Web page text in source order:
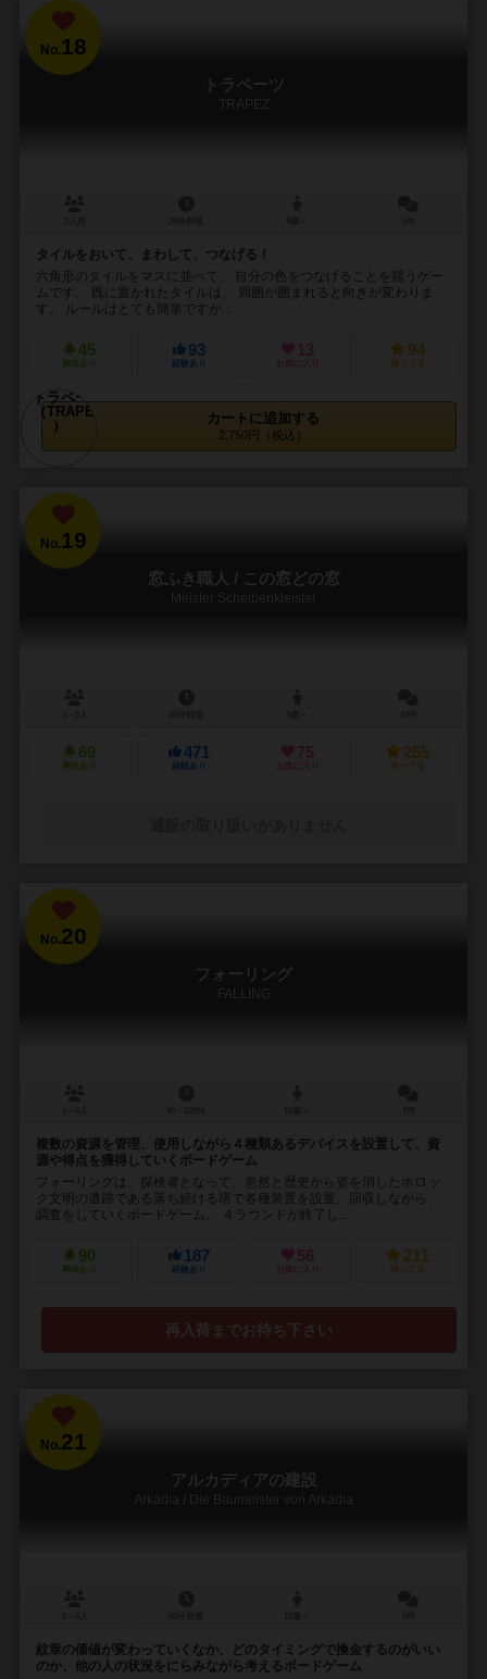
No.18
トラペーツ
TRAPEZ
タイルをおいて、まわして、つなげる！
六角形のタイルをマスに並べて、 自分の色をつなげることを競うゲー
ムです。 既に置かれたタイルは、 周囲が囲まれると向きが変わりま
す。 ルールはとても簡単ですが...
45
興味あり
93
経験あり
13
お気に入り
94
持ってる
カートに追加する
2,750円（税込）
No.19
窓ふき職人 / この窓どの窓
Meister Scheibenkleister
69
興味あり
471
経験あり
75
お気に入り
255
持ってる
No.20
フォーリング
FALLING
複数の資源を管理、使用しながら４種類あるデバイスを設置して、資
源や得点を獲得していくボードゲーム
フォーリングは、探検者となって、忽然と歴史から姿を消したホロッ
ク文明の遺跡である落ち続ける塔で各種装置を設置、回収しながら、
調査をしていくボードゲーム。 ４ラウンドが終了し...
90
興味あり
187
経験あり
56
お気に入り
211
持ってる
再入荷までお待ち下さい
No.21
アルカディアの建設
Arkadia / Die Baumeister von Arkadia
紋章の価値が変わっていくなか、どのタイミングで換金するのがいい
のか、他の人の状況をにらみながら考えるボードゲーム